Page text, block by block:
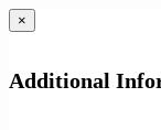
×
Additional